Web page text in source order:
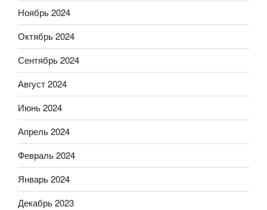
Ноябрь 2024
Октябрь 2024
Сентябрь 2024
Август 2024
Июнь 2024
Апрель 2024
Февраль 2024
Январь 2024
Декабрь 2023